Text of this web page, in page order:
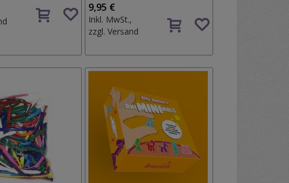
Auf
den
Wunschzettel
9,95 €
Inkl. MwSt.,
zzgl.Versand
Auf
den